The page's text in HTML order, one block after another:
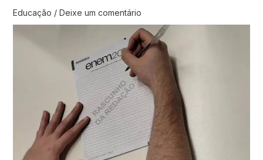
Educação / Deixe um comentário